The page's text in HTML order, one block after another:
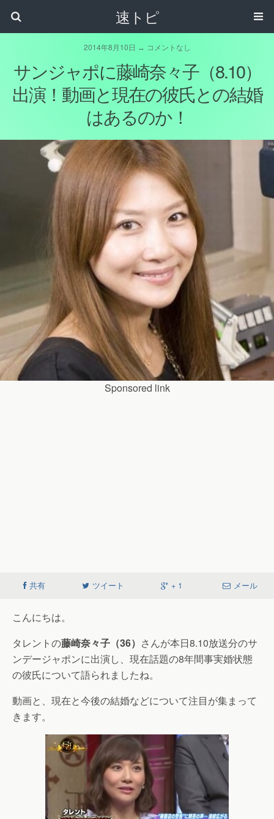
速トピ
2014年8月10日 ↔ コメントなし
サンジャポに藤崎奈々子（8.10）
出演！動画と現在の彼氏との結婚
はあるのか！
Sponsored link
共有 ツイート + 1 メール
こんにちは。
タレントの藤崎奈々子（36） さんが本日8.10放送分のサ
ンデージャポンに出演し、現在話題の8年間事実婚状態
の彼氏について語られましたね。
動画と、現在と今後の結婚などについて注目が集まって
きます。